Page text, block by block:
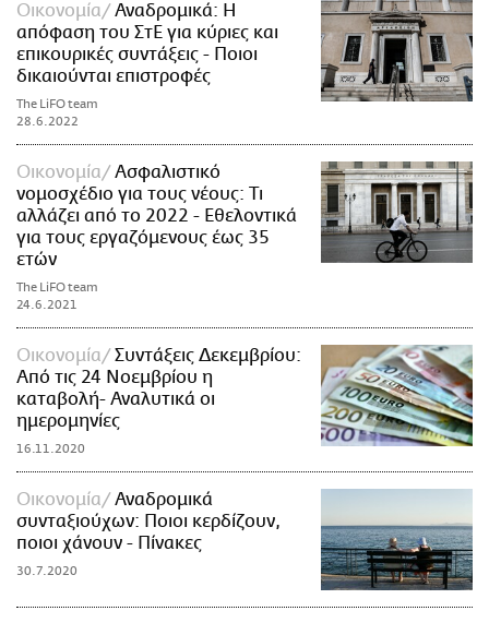
Οικονομία
Αναδρομικά: Η
απόφαση του ΣτΕ για κύριες και
επικουρικές συντάξεις - Ποιοι
δικαιούνται επιστροφές
The LiFO team
28.6.2022
Οικονομία
Ασφαλιστικό
νομοσχέδιο για τους νέους: Τι
αλλάζει από το 2022 - Εθελοντικά
για τους εργαζόμενους έως 35
ετών
The LiFO team
24.6.2021
Οικονομία
Συντάξεις Δεκεμβρίου:
Από τις 24 Νοεμβρίου η
καταβολή- Αναλυτικά οι
ημερομηνίες
16.11.2020
Οικονομία
Αναδρομικά
συνταξιούχων: Ποιοι κερδίζουν,
ποιοι χάνουν - Πίνακες
30.7.2020